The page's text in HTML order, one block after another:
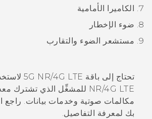
الكاميرا الأمامية
ضوء الإخطار
مستشعر الضوء والتقارب
تحتاج إلى باقة 5G NR/4G LTE
NR/4G LTE
للمشغِّل الذي تشترك
مكالمات صوتية وخدمات بيانات.
بك لمعرفة التفاصيل.